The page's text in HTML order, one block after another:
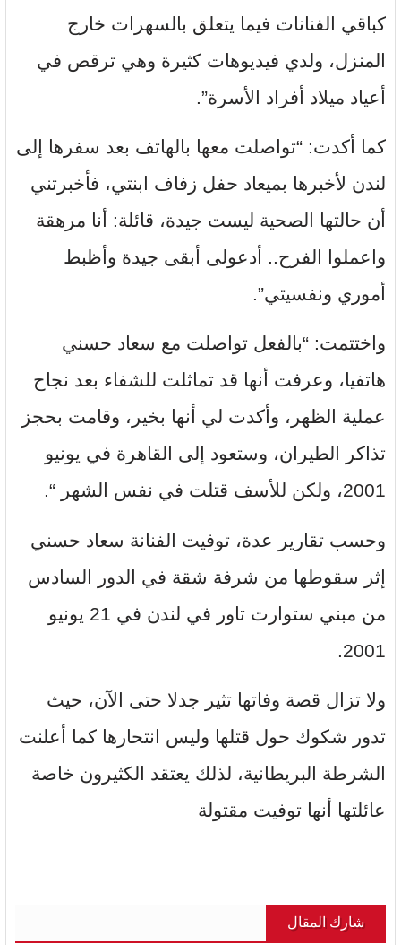
كباقي الفنانات فيما يتعلق بالسهرات خارج
المنزل، ولدي فيديوهات كثيرة وهي ترقص في
أعياد ميلاد أفراد الأسرة”.
كما أكدت: “تواصلت معها بالهاتف بعد سفرها إلى
لندن لأخبرها بميعاد حفل زفاف ابنتي، فأخبرتني
أن حالتها الصحية ليست جيدة، قائلة: أنا مرهقة
واعملوا الفرح.. أدعولى أبقى جيدة وأظبط
أموري ونفسيتي”.
واختتمت: “بالفعل تواصلت مع سعاد حسني
هاتفيا، وعرفت أنها قد تماثلت للشفاء بعد نجاح
عملية الظهر، وأكدت لي أنها بخير، وقامت بحجز
تذاكر الطيران، وستعود إلى القاهرة في يونيو
2001، ولكن للأسف قتلت في نفس الشهر “.
وحسب تقارير عدة، توفيت الفنانة سعاد حسني
إثر سقوطها من شرفة شقة في الدور السادس
من مبني ستوارت تاور في لندن في 21 يونيو
2001.
ولا تزال قصة وفاتها تثير جدلا حتى الآن، حيث
تدور شكوك حول قتلها وليس انتحارها كما أعلنت
الشرطة البريطانية، لذلك يعتقد الكثيرون خاصة
عائلتها أنها توفيت مقتولة
شارك المقال